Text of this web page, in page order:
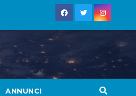
ANNUNCI